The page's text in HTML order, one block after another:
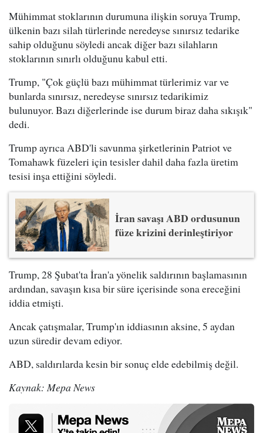
Mühimmat stoklarının durumuna ilişkin soruya Trump,
ülkenin bazı silah türlerinde neredeyse sınırsız tedarike
sahip olduğunu söyledi ancak diğer bazı silahların
stoklarının sınırlı olduğunu kabul etti.
Trump, "Çok güçlü bazı mühimmat türlerimiz var ve
bunlarda sınırsız, neredeyse sınırsız tedarikimiz
bulunuyor. Bazı diğerlerinde ise durum biraz daha sıkışık"
dedi.
Trump ayrıca ABD'li savunma şirketlerinin Patriot ve
Tomahawk füzeleri için tesisler dahil daha fazla üretim
tesisi inşa ettiğini söyledi.
İran savaşı ABD ordusunun
füze krizini derinleştiriyor
Trump, 28 Şubat'ta İran'a yönelik saldırının başlamasının
ardından, savaşın kısa bir süre içerisinde sona ereceğini
iddia etmişti.
Ancak çatışmalar, Trump'ın iddiasının aksine, 5 aydan
uzun süredir devam ediyor.
ABD, saldırılarda kesin bir sonuç elde edebilmiş değil.
Kaynak: Mepa News